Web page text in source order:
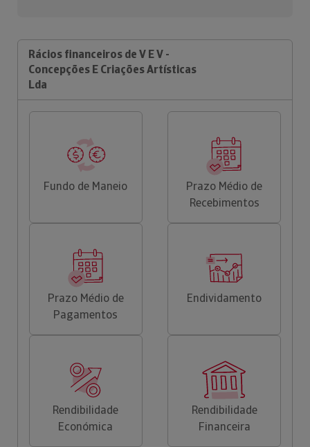
Rácios financeiros de V E V -
Concepções E Criações Artísticas
Lda
Fundo de Maneio
Prazo Médio de
Recebimentos
Prazo Médio de
Pagamentos
Endividamento
Rendibilidade
Económica
Rendibilidade
Financeira